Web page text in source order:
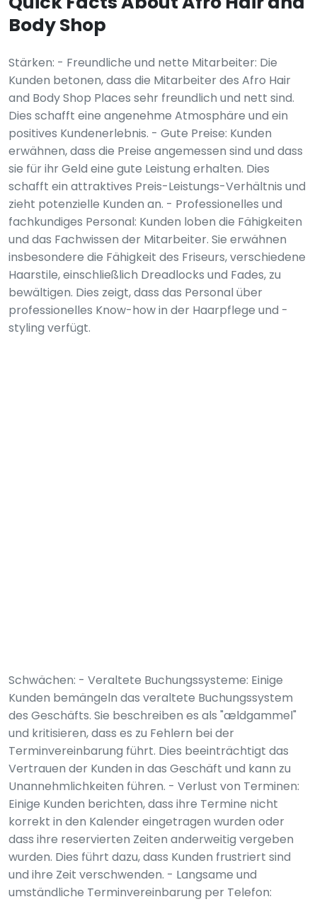
Body Shop
Stärken: - Freundliche und nette Mitarbeiter: Die
Kunden betonen, dass die Mitarbeiter des Afro Hair
and Body Shop Places sehr freundlich und nett sind.
Dies schafft eine angenehme Atmosphäre und ein
positives Kundenerlebnis. - Gute Preise: Kunden
erwähnen, dass die Preise angemessen sind und dass
sie für ihr Geld eine gute Leistung erhalten. Dies
schafft ein attraktives Preis-Leistungs-Verhältnis und
zieht potenzielle Kunden an. - Professionelles und
fachkundiges Personal: Kunden loben die Fähigkeiten
und das Fachwissen der Mitarbeiter. Sie erwähnen
insbesondere die Fähigkeit des Friseurs, verschiedene
Haarstile, einschließlich Dreadlocks und Fades, zu
bewältigen. Dies zeigt, dass das Personal über
professionelles Know-how in der Haarpflege und -
styling verfügt.
Schwächen: - Veraltete Buchungssysteme: Einige
Kunden bemängeln das veraltete Buchungssystem
des Geschäfts. Sie beschreiben es als "ældgammel"
und kritisieren, dass es zu Fehlern bei der
Terminvereinbarung führt. Dies beeinträchtigt das
Vertrauen der Kunden in das Geschäft und kann zu
Unannehmlichkeiten führen. - Verlust von Terminen:
Einige Kunden berichten, dass ihre Termine nicht
korrekt in den Kalender eingetragen wurden oder
dass ihre reservierten Zeiten anderweitig vergeben
wurden. Dies führt dazu, dass Kunden frustriert sind
und ihre Zeit verschwenden. - Langsame und
umständliche Terminvereinbarung per Telefon: